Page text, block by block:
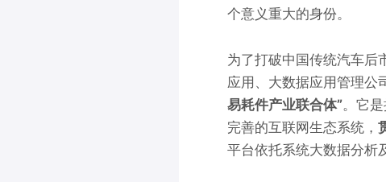
个意义重大的身份。
为了打破中国传统汽车后
应用、大数据应用管理
易耗件产业联合体”。它
完善的互联网生态系统，
平台依托系统大数据分析